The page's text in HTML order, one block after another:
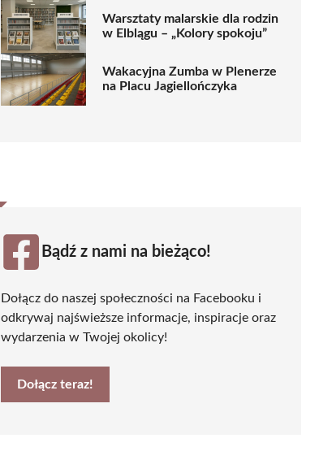
Warsztaty malarskie dla rodzin
w Elblągu – „Kolory spokoju”
Wakacyjna Zumba w Plenerze
na Placu Jagiellończyka
Bądź z nami na bieżąco!
Dołącz do naszej społeczności na Facebooku i
odkrywaj najświeższe informacje, inspiracje oraz
wydarzenia w Twojej okolicy!
Dołącz teraz!